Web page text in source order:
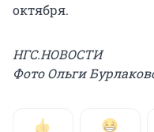
октября.
НГС.НОВОСТИ
Фото Ольги